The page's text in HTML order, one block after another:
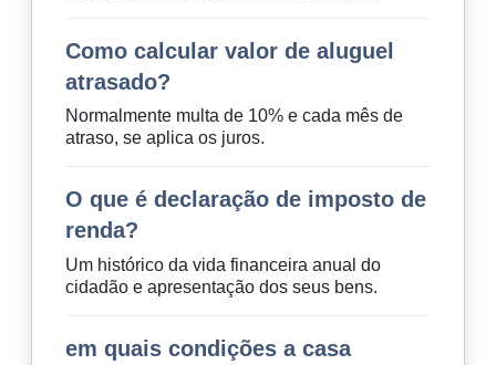
Como calcular valor de aluguel
atrasado?
Normalmente multa de 10% e cada mês de
atraso, se aplica os juros.
O que é declaração de imposto de
renda?
Um histórico da vida financeira anual do
cidadão e apresentação dos seus bens.
em quais condições a casa